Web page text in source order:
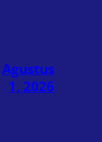
Agustus
1, 2026